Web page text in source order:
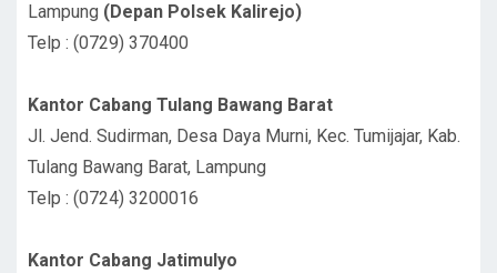
Lampung (Depan Polsek Kalirejo)
Telp : (0729) 370400
Kantor Cabang Tulang Bawang Barat
Jl. Jend. Sudirman, Desa Daya Murni, Kec. Tumijajar, Kab.
Tulang Bawang Barat, Lampung
Telp : (0724) 3200016
Kantor Cabang Jatimulyo